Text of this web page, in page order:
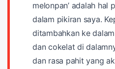
melonpan’ adalah hal
dalam pikiran saya.
ditambahkan ke
dan cokelat di
dan rasa pahit yang